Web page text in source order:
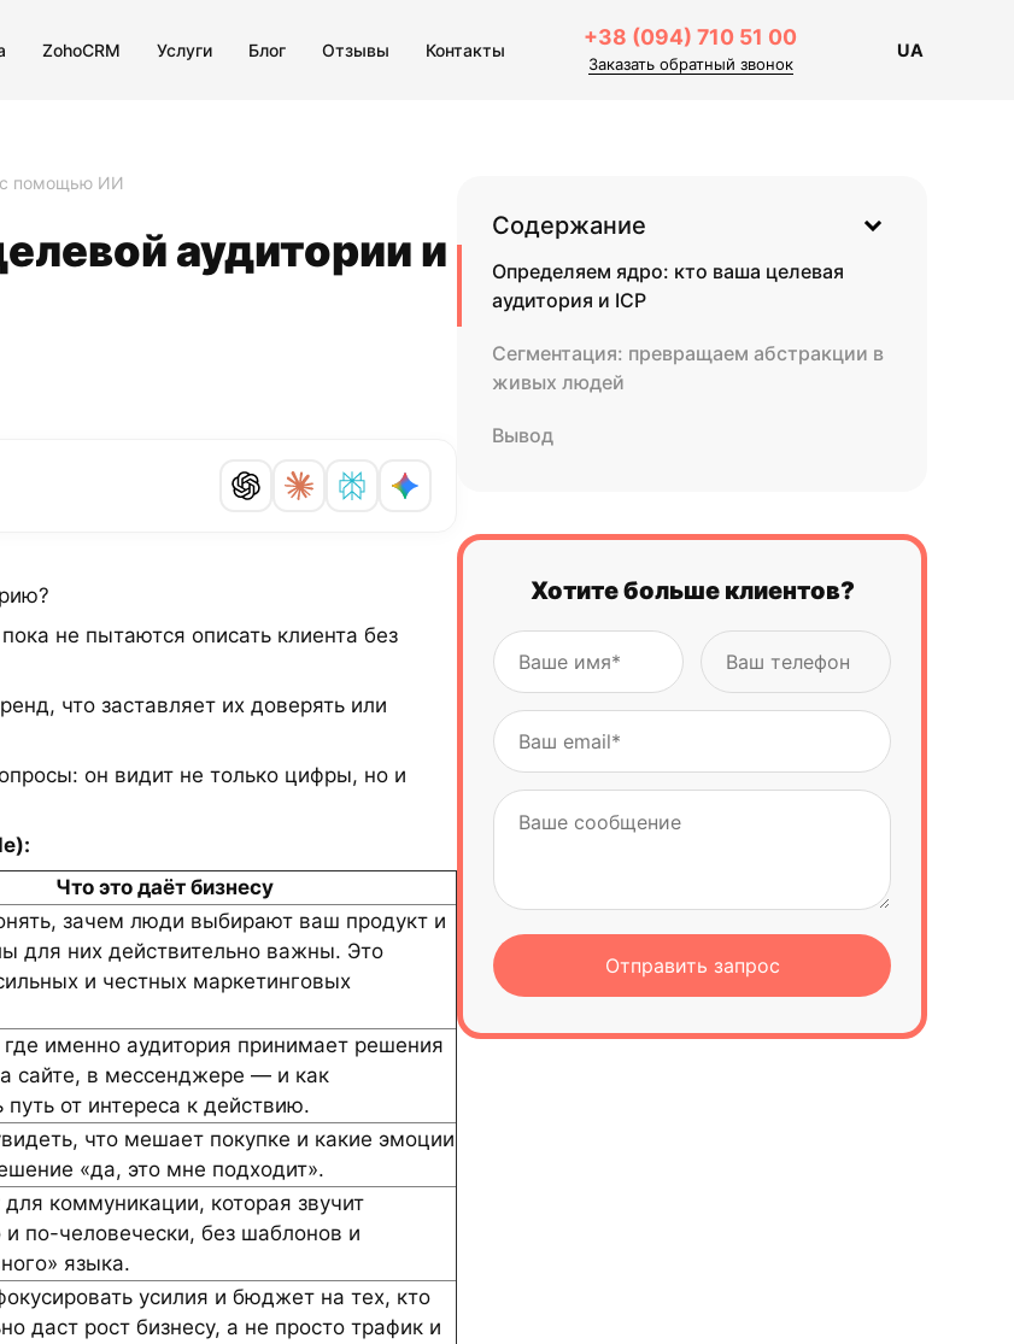
ZohoCRM Услуги Блог Отзывы Контакты
+38 (094) 710 51 00
Заказать обратный звонок
UA
с помощью ИИ
аудитории и
не пытаются описать клиента без
что заставляет их доверять или
он видит не только цифры, но и
Что это даёт бизнесу
зачем люди выбирают ваш продукт и
для них действительно важны. Это
и честных маркетинговых
где именно аудитория принимает решения
сайте, в мессенджере — и как
путь от интереса к действию.
что мешает покупке и какие эмоции
«да, это мне подходит».
коммуникации, которая звучит
и по-человечески, без шаблонов и
языка.
усилия и бюджет на тех, кто
даст рост бизнесу, а не просто трафик и
Содержание
Определяем ядро: кто ваша целевая
аудитория и ICP
Сегментация: превращаем абстракции в
живых людей
Вывод
Хотите больше клиентов?